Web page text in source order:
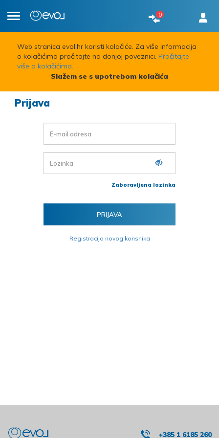
0
Toggle
Web stranica evol.hr koristi kolačiće. Za više informacija
o kolačićima pročitajte na donjoj poveznici. Pročitajte
više o kolačićima.
Slažem se s upotrebom kolačića
Prijava
Zaboravljena lozinka
Registracija novog korisnika
+385 1 6185 260